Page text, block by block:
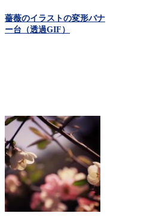
薔薇のイラストの変形バナ
ー台（透過GIF）